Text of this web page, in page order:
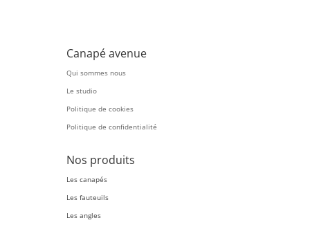
Canapé avenue
Qui sommes nous
Le studio
Politique de cookies
Politique de confidentialité
Nos produits
Les canapés
Les fauteuils
Les angles